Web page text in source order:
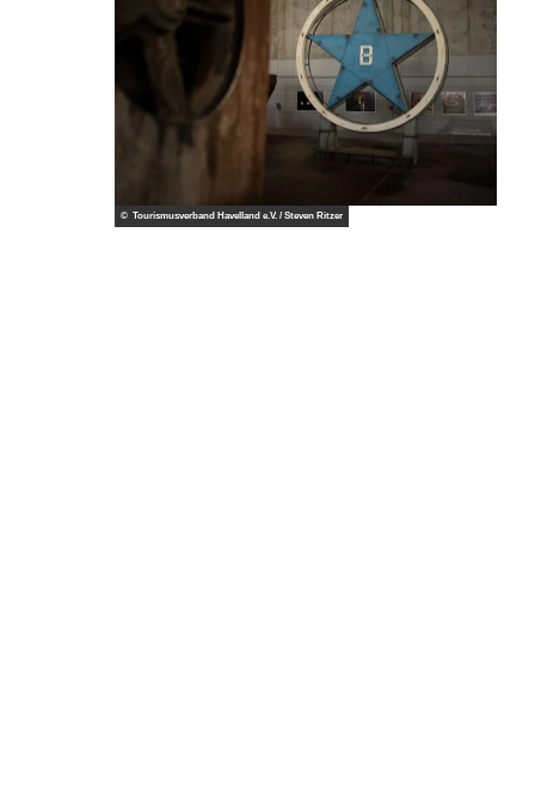
© Tourismusverband Havelland e.V. / Steven Ritzer